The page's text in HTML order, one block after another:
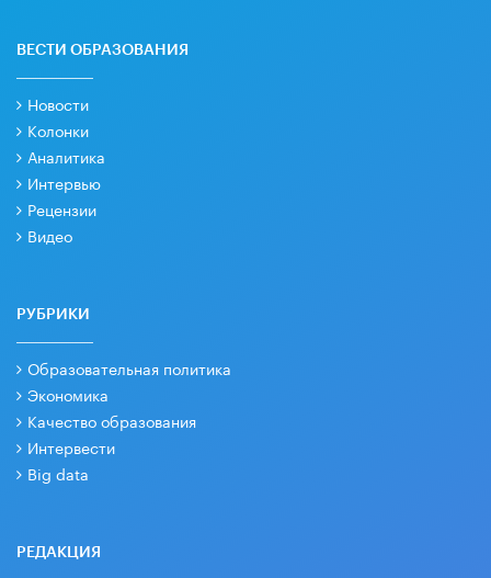
ВЕСТИ ОБРАЗОВАНИЯ
Новости
Колонки
Аналитика
Интервью
Рецензии
Видео
РУБРИКИ
Образовательная политика
Экономика
Качество образования
Интервести
Big data
РЕДАКЦИЯ